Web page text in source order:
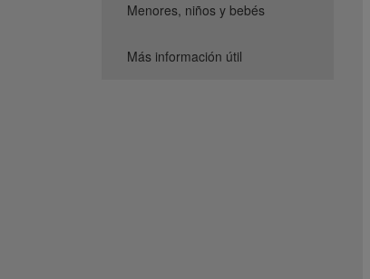
Menores, niños y bebés
Más información útil